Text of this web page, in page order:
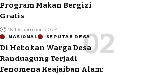
Program Makan Bergizi
Gratis
15 Desember 2024
NASIONAL SEPUTAR DESA
Di Hebokan Warga Desa
Randuagung Terjadi
Fenomena Keajaiban Alam: